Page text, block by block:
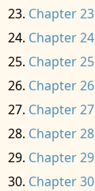
Chapter 23
Chapter 24
Chapter 25
Chapter 26
Chapter 27
Chapter 28
Chapter 29
Chapter 30